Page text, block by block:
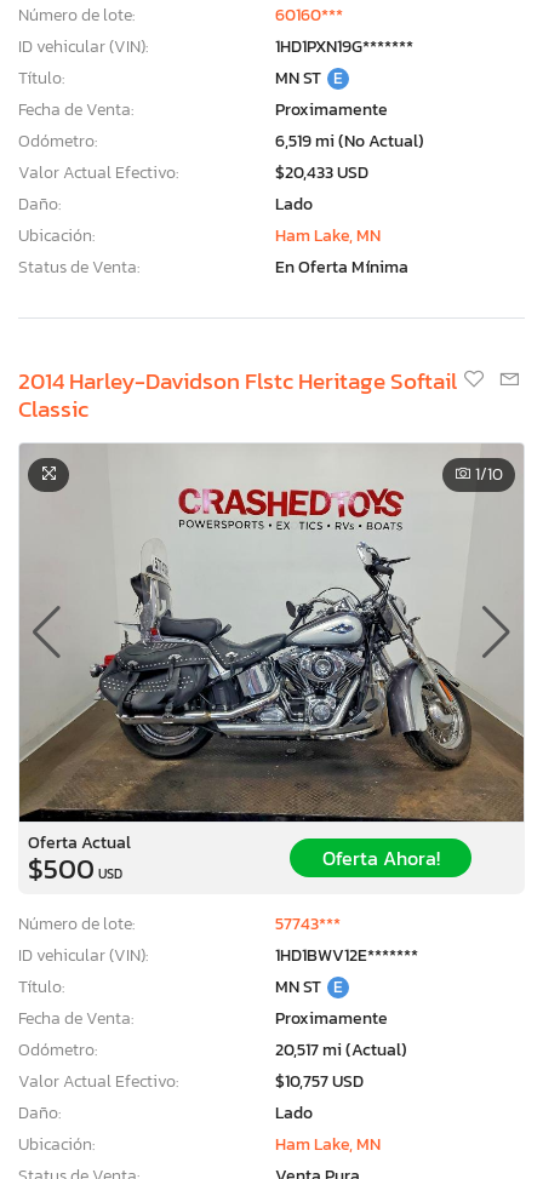
Número de lote:
60160***
ID vehicular (VIN):
1HD1PXN19G*******
Título:
MN ST E
Fecha de Venta:
Proximamente
Odómetro:
6,519 mi (No Actual)
Valor Actual Efectivo:
$20,433 USD
Daño:
Lado
Ubicación:
Ham Lake, MN
Status de Venta:
En Oferta Mínima
2014 Harley-Davidson Flstc Heritage Softail
Classic
1/10
Oferta Actual
$500 USD
Oferta Ahora!
Número de lote:
57743***
ID vehicular (VIN):
1HD1BWV12E*******
Título:
MN ST E
Fecha de Venta:
Proximamente
Odómetro:
20,517 mi (Actual)
Valor Actual Efectivo:
$10,757 USD
Daño:
Lado
Ubicación:
Ham Lake, MN